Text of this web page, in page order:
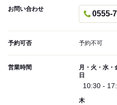
お問い合わせ
0555-
予約可否 予約不可
営業時間
月・火・水・
日
10:30 -
木